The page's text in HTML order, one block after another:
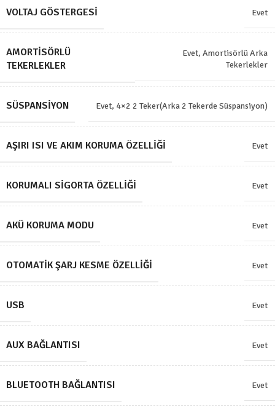
VOLTAJ GÖSTERGESI Evet
AMORTISÖRLÜ
TEKERLEKLER
Evet, Amortisörlü Arka
Tekerlekler
SÜSPANSIYON Evet, 4×2 2 Teker(Arka 2 Tekerde Süspansiyon)
AŞIRI ISI VE AKIM KORUMA ÖZELLIĞI Evet
KORUMALI SIGORTA ÖZELLIĞI Evet
AKÜ KORUMA MODU Evet
OTOMATIK ŞARJ KESME ÖZELLIĞI Evet
USB Evet
AUX BAĞLANTISI Evet
BLUETOOTH BAĞLANTISI Evet